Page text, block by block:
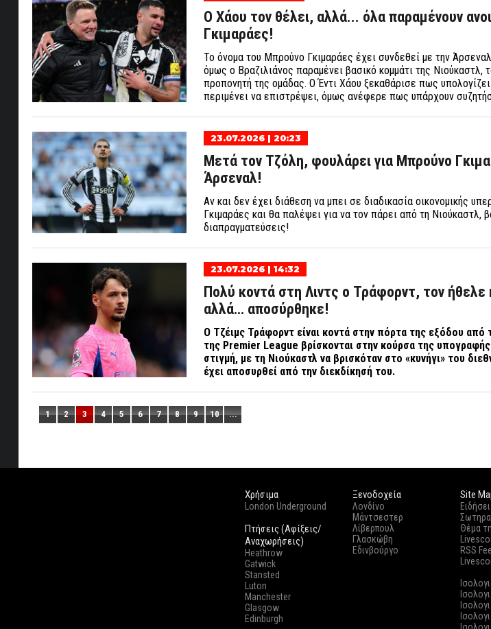
Ο Χάου τον θέλει, αλλά... όλα παραμένουν
Γκιμαράες!
Το όνομα του Μπρούνο Γκιμαράες έχει συνδεθεί με την
όμως ο Βραζιλιάνος παραμένει βασικό κομμάτι της Νιούκαστλ,
προπονητή της ομάδας. Ο Έντι Χάου ξεκαθάρισε πως
περιμένει να επιστρέψει, όμως ανέφερε πως υπάρχουν
23.07.2026 | 20:23
Μετά τον Τζόλη, φουλάρει για Μπρούνο
Άρσεναλ!
Αν και δεν έχει διάθεση να μπει σε διαδικασία οικονομικής
Γκιμαράες και θα παλέψει για να τον πάρει από τη Νιούκαστλ,
διαπραγματεύσεις!
23.07.2026 | 14:32
Πολύ κοντά στη Λιντς ο Τράφορντ, τον ήθελε
αλλά… αποσύρθηκε!
Ο Τζέιμς Τράφορντ είναι κοντά στην πόρτα της εξόδου από
της Premier League βρίσκονται στην κούρσα της υπογραφής
στιγμή, με τη Νιούκαστλ να βρισκόταν στο «κυνήγι» του
έχει αποσυρθεί από την διεκδίκησή του.
1 2 3 4 5 6 7 8 9 10 ...
Χρήσιμα
London Underground
Πτήσεις (Αφίξεις/
Αναχωρήσεις)
Heathrow
Gatwick
Stansted
Luton
Manchester
Glasgow
Edinburgh
Ξενοδοχεία
Λονδίνο
Μάντσεστερ
Λίβερπουλ
Γλασκώβη
Εδινβούργο
Site
Θέμα
RSS